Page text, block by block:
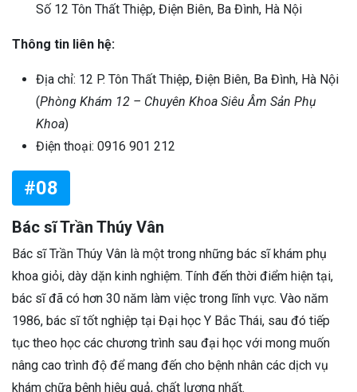
Số 12 Tôn Thất Thiệp, Điện Biên, Ba Đình, Hà Nội
Thông tin liên hệ:
Địa chỉ: 12 P. Tôn Thất Thiệp, Điện Biên, Ba Đình, Hà Nội
(Phòng Khám 12 – Chuyên Khoa Siêu Âm Sản Phụ
Khoa)
Điện thoại: 0916 901 212
#08
Bác sĩ Trần Thúy Vân
Bác sĩ Trần Thúy Vân là một trong những bác sĩ khám phụ
khoa giỏi, dày dặn kinh nghiệm. Tính đến thời điểm hiện tại,
bác sĩ đã có hơn 30 năm làm việc trong lĩnh vực. Vào năm
1986, bác sĩ tốt nghiệp tại Đại học Y Bắc Thái, sau đó tiếp
tục theo học các chương trình sau đại học với mong muốn
nâng cao trình độ để mang đến cho bệnh nhân các dịch vụ
khám chữa bệnh hiệu quả, chất lượng nhất.